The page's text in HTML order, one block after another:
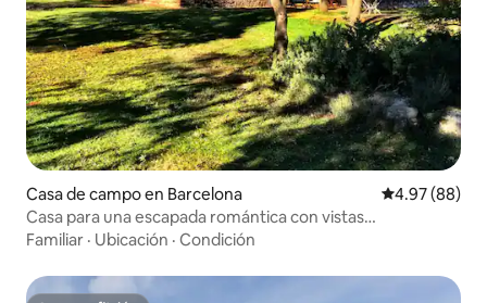
Casa de campo en Barcelona Calificación
4.97 (88)
Casa para una escapada romántica con vistas
impresionantes
Familiar · Ubicación · Condición